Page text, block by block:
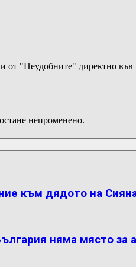
от "Неудобните" директно във
непроменено.
към дядото на
няма място за